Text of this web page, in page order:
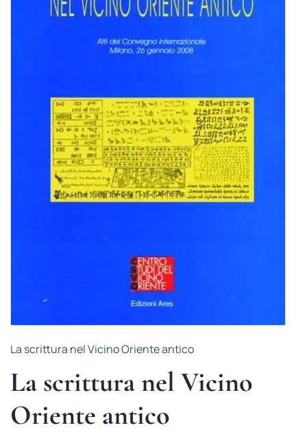
BIOGRAFIE
ATTUALITÀ
La scrittura nel Vicino Oriente antico
La scrittura nel Vicino
Oriente antico